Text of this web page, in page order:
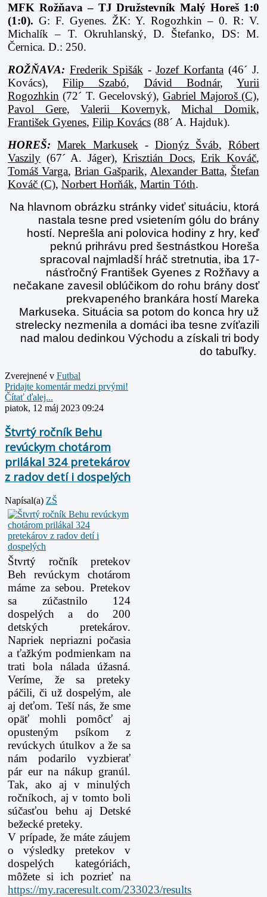
MFK Rožňava – TJ Družstevník Malý Horeš 1:0
(1:0). G: F. Gyenes. ŽK: Y. Rogozhkin – 0. R: V.
Michalík – T. Okruhlanský, D. Štefanko, DS: M.
Černica. D.: 250.
ROŽŇAVA: Frederik Spišák -Jozef Korfanta (46´ J.
Kovács),Filip Szabó, Dávid Bodnár,Yurii
Rogozhkin (72´ T. Gecelovský),Gabriel Majoroš (C),
Pavol Gere,Valerii Kovernyk,Michal Domik,
František Gyenes, Filip Kovács (88´ A. Hajduk).
HOREŠ: Marek Markusek - Dionýz Šváb, Róbert
Vaszily (67´ A. Jáger),Krisztián Docs,Erik Kováč,
Tomáš Varga,Brian Gašparik, Alexander Batta, Štefan
Kováč (C), Norbert Horňák, Martin Tóth.
Na hlavnom obrázku stránky videť situáciu, ktorá
nastala tesne pred vsietením gólu do brány
hostí. Neprešla ani polovica hodiny z hry, keď
peknú prihrávu pred šestnástkou Horeša
spracoval najmladší hráč stretnutia, iba 17-
násťročný František Gyenes z Rožňavy a
nečakane zavesil oblúčikom do rohu brány dosť
prekvapeného brankára hostí Mareka
Markuseka. Situácia sa potom do konca hry už
strelecky nezmenila a domáci iba tesne zvíťazili
nad malou dedinkou Východu a získali tri body
do tabuľky.
Zverejnené v Futbal
Pridajte komentár medzi prvými!
Čítať ďalej...
piatok, 12 máj 2023 09:24
Štvrtý ročník Behu
revúckym chotárom
prilákal 324 pretekárov
z radov detí i dospelých
Napísal(a) ZŠ
Štvrtý ročník pretekov
Beh revúckym chotárom
máme za sebou. Pretekov
sa zúčastnilo 124
dospelých a do 200
detských pretekárov.
Napriek nepriazni počasia
a ťažkým podmienkam na
trati bola nálada úžasná.
Veríme, že sa preteky
páčili, či už dospelým, ale
aj deťom. Teší nás, že sme
opäť mohli pomôcť aj
opusteným psíkom z
revúckych útulkov a že sa
nám podarilo vyzbierať
pár eur na nákup granúl.
Tak, ako aj v minulých
ročníkoch, aj v tomto boli
súčasťou behu aj Detské
bežecké preteky.
V prípade, že máte záujem
o výsledky pretekov v
dospelých kategóriách,
môžete si ich pozrieť na
https://my.raceresult.com/233023/results